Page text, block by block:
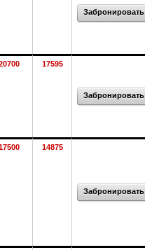
Забронировать
17595
Забронировать
14875
Забронировать